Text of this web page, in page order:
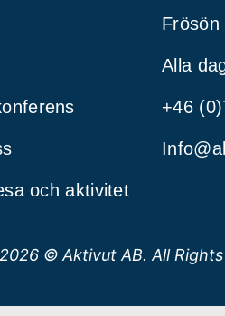
och aktivitet
Frösön
Alla
+46
2026 © Aktivut AB. All